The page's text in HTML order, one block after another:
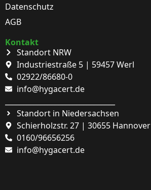
Datenschutz
AGB
Kontakt
Standort NRW
Industriestraße 5 | 59457 Werl
02922/86680-0
info@hygacert.de
Standort in Niedersachsen
Schierholzstr. 27 | 30655 Hannover
0160/96656256
info@hygacert.de